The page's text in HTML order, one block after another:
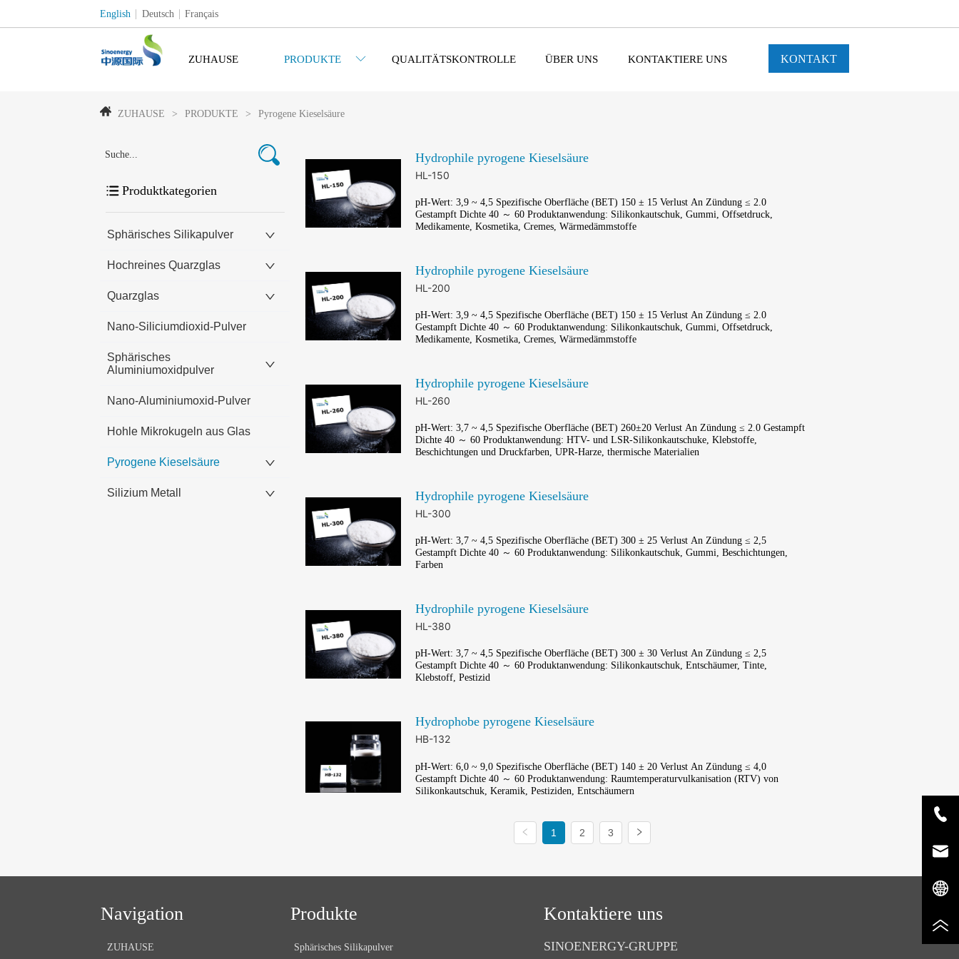
English Deutsch Français
ZUHAUSE PRODUKTE QUALITÄTSKONTROLLE ÜBER UNS KONTAKTIERE UNS KONTAKT
ZUHAUSE > PRODUKTE > Pyrogene Kieselsäure
Produktkategorien
Sphärisches Silikapulver
Hochreines Quarzglas
Quarzglas
Nano-Siliciumdioxid-Pulver
Sphärisches
Aluminiumoxidpulver
Nano-Aluminiumoxid-Pulver
Hohle Mikrokugeln aus Glas
Pyrogene Kieselsäure
Silizium Metall
Hydrophile pyrogene Kieselsäure
HL-150
pH-Wert: 3,9 ~ 4,5 Spezifische Oberfläche (BET) 150 ± 15 Verlust An Zündung ≤ 2.0
Gestampft Dichte 40 ～ 60 Produktanwendung: Silikonkautschuk, Gummi, Offsetdruck,
Medikamente, Kosmetika, Cremes, Wärmedämmstoffe
Hydrophile pyrogene Kieselsäure
HL-200
pH-Wert: 3,9 ~ 4,5 Spezifische Oberfläche (BET) 150 ± 15 Verlust An Zündung ≤ 2.0
Gestampft Dichte 40 ～ 60 Produktanwendung: Silikonkautschuk, Gummi, Offsetdruck,
Medikamente, Kosmetika, Cremes, Wärmedämmstoffe
Hydrophile pyrogene Kieselsäure
HL-260
pH-Wert: 3,7 ~ 4,5 Spezifische Oberfläche (BET) 260±20 Verlust An Zündung ≤ 2.0 Gestampft
Dichte 40 ～ 60 Produktanwendung: HTV- und LSR-Silikonkautschuke, Klebstoffe,
Beschichtungen und Druckfarben, UPR-Harze, thermische Materialien
Hydrophile pyrogene Kieselsäure
HL-300
pH-Wert: 3,7 ~ 4,5 Spezifische Oberfläche (BET) 300 ± 25 Verlust An Zündung ≤ 2,5
Gestampft Dichte 40 ～ 60 Produktanwendung: Silikonkautschuk, Gummi, Beschichtungen,
Farben
Hydrophile pyrogene Kieselsäure
HL-380
pH-Wert: 3,7 ~ 4,5 Spezifische Oberfläche (BET) 300 ± 30 Verlust An Zündung ≤ 2,5
Gestampft Dichte 40 ～ 60 Produktanwendung: Silikonkautschuk, Entschäumer, Tinte,
Klebstoff, Pestizid
Hydrophobe pyrogene Kieselsäure
HB-132
pH-Wert: 6,0 ~ 9,0 Spezifische Oberfläche (BET) 140 ± 20 Verlust An Zündung ≤ 4,0
Gestampft Dichte 40 ～ 60 Produktanwendung: Raumtemperaturvulkanisation (RTV) von
Silikonkautschuk, Keramik, Pestiziden, Entschäumern
1 2 3
Navigation
ZUHAUSE
Produkte
Sphärisches Silikapulver
Kontaktiere uns
SINOENERGY-GRUPPE